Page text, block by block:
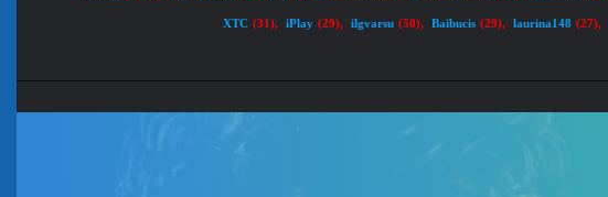
XTC (31), iPlay (29), ilgvarsu (50), Baibucis (29), laurina148 (27),